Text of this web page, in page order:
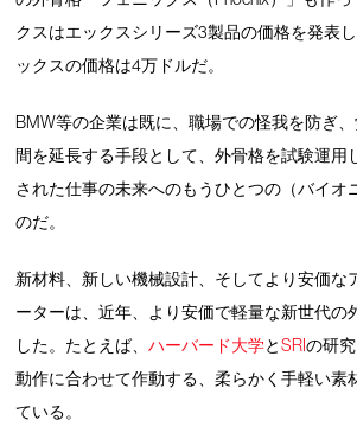
クスはエックスシリーズ3製品の価格を発表
ックスの価格は4万ドルだ。
BMW等の企業は既に、職場での怪我を防ぎ
間を延長する手段として、外骨格を試験運用
された仕事の未来へのもうひとつの（バイオ
のだ。
新材料、新しい機械設計、そしてより安価な
ーターは、近年、より安価で軽量な新世代の
した。たとえば、ハーバード大学とSRIの研
動作に合わせて作動する、柔らかく手軽い素
ている。